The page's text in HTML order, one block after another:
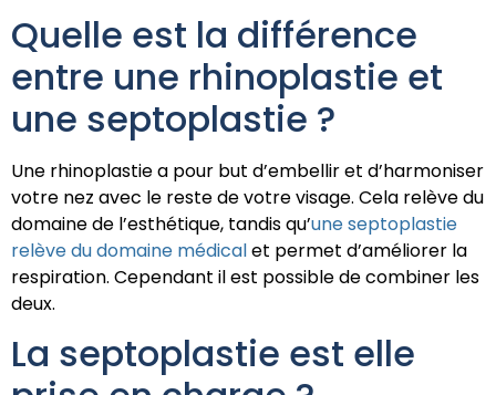
Quelle est la différence
entre une rhinoplastie et
une septoplastie ?
Une rhinoplastie a pour but d’embellir et d’harmoniser
votre nez avec le reste de votre visage. Cela relève du
domaine de l’esthétique, tandis qu’une septoplastie
relève du domaine médicalet permet d’améliorer la
respiration. Cependant il est possible de combiner les
deux.
La septoplastie est elle